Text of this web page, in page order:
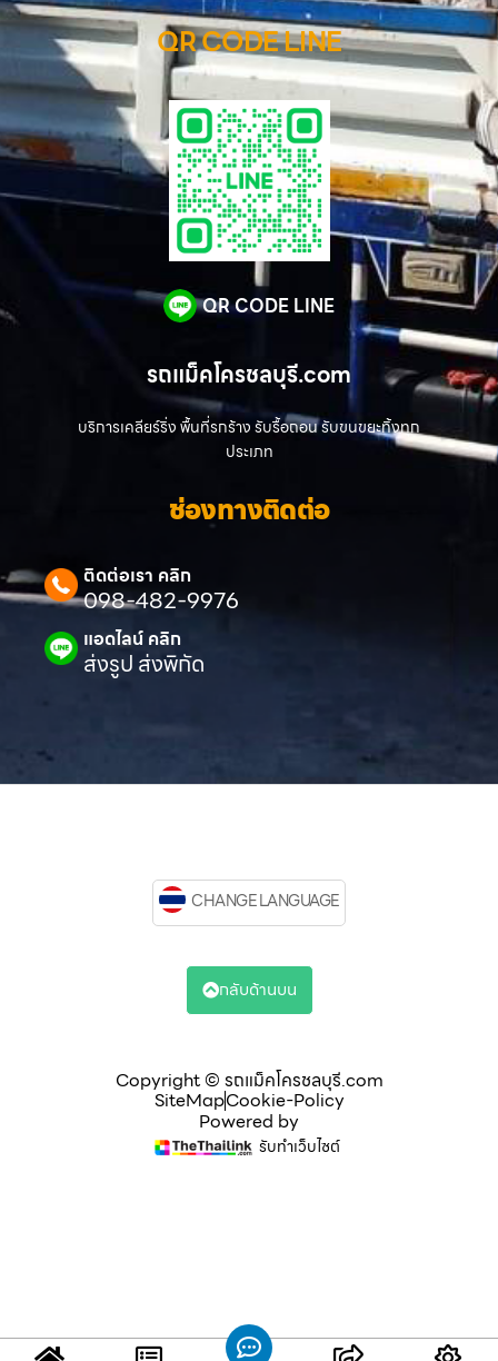
QR CODE LINE
QR CODE LINE
รถแม็คโครชลบุรี.com
บริการเคลียร์ริ่ง พื้นที่รกร้าง รับรื้อถอน รับขนขยะทิ้งทุก
ประเภท
ช่องทางติดต่อ
ติดต่อเรา คลิก
098-482-9976
แอดไลน์ คลิก
ส่งรูป ส่งพิกัด
Copyright © รถแม็คโครชลบุรี.com
SiteMapCookie-Policy
Powered by
รับทำเว็บไซต์
CHANGE LANGUAGE
กลับด้านบน